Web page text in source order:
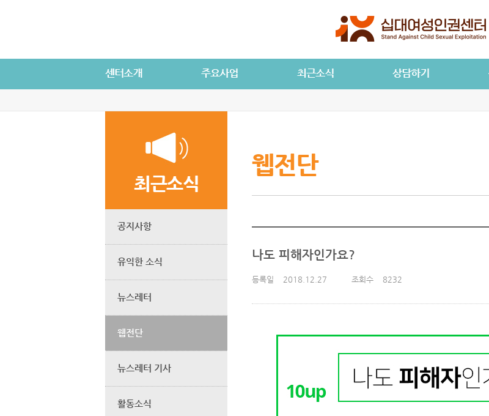
최근소식
공지사항
유익한 소식
뉴스레터
웹전단
뉴스레터 기사
활동소식
웹전단
나도 피해자인가요?
등록일 2018.12.27 조회수 8232